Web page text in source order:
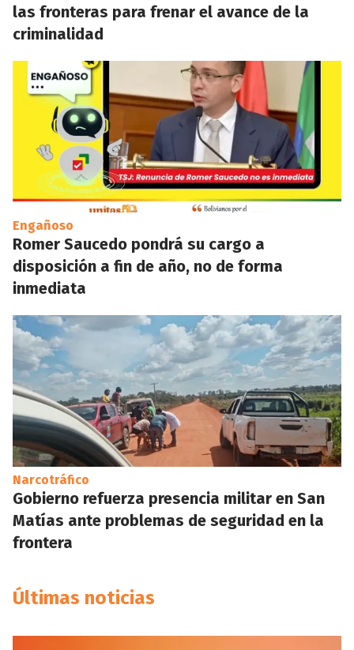
las fronteras para frenar el avance de la
criminalidad
Engañoso
Romer Saucedo pondrá su cargo a
disposición a fin de año, no de forma
inmediata
Narcotráfico
Gobierno refuerza presencia militar en San
Matías ante problemas de seguridad en la
frontera
Últimas noticias